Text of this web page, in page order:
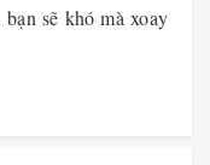
sẽ khó mà xoay